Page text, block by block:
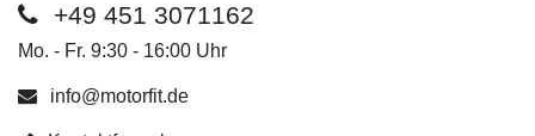
+49 451 3071162
Mo. - Fr. 9:30 - 16:00 Uhr
info@motorfit.de